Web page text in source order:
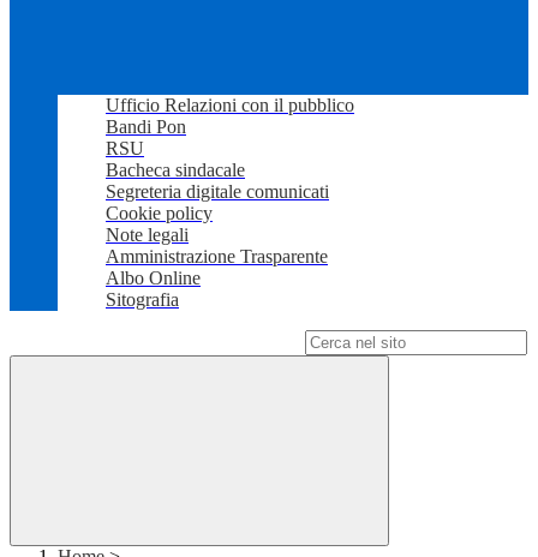
Ufficio Relazioni con il pubblico
Bandi Pon
RSU
Bacheca sindacale
Segreteria digitale comunicati
Cookie policy
Note legali
Amministrazione Trasparente
Albo Online
Sitografia